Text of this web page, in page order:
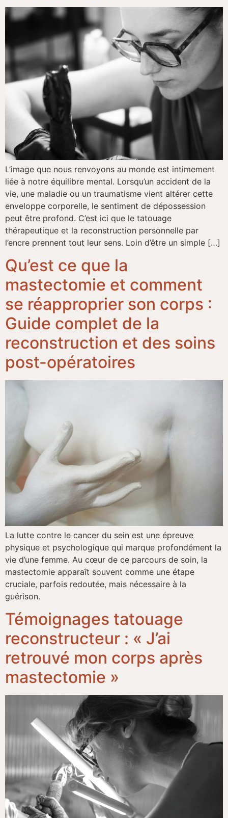
L’image que nous renvoyons au monde est intimement
liée à notre équilibre mental. Lorsqu’un accident de la
vie, une maladie ou un traumatisme vient altérer cette
enveloppe corporelle, le sentiment de dépossession
peut être profond. C’est ici que le tatouage
thérapeutique et la reconstruction personnelle par
l’encre prennent tout leur sens. Loin d’être un simple […]
Qu’est ce que la
mastectomie et comment
se réapproprier son corps :
Guide complet de la
reconstruction et des soins
post-opératoires
La lutte contre le cancer du sein est une épreuve
physique et psychologique qui marque profondément la
vie d’une femme. Au cœur de ce parcours de soin, la
mastectomie apparaît souvent comme une étape
cruciale, parfois redoutée, mais nécessaire à la
guérison.
Témoignages tatouage
reconstructeur : « J’ai
retrouvé mon corps après
mastectomie »